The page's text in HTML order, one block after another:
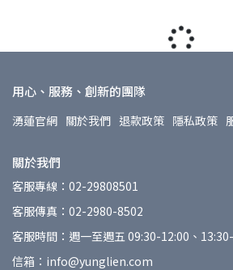
用心、服務、創新的團隊
湧蓮官網 關於我們 退款政策 隱私政策
關於我們
客服專線：02-29808501
客服傳真：02-2980-8502
客服時間：週一至週五 09:30-12:00、
信箱：info@yunglien.com